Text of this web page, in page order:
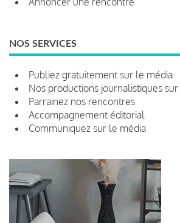
NOS SERVICES
Publiez gratuitement sur le média
Nos productions journalistiques
Parrainez nos rencontres
Accompagnement éditorial
Communiquez sur le média